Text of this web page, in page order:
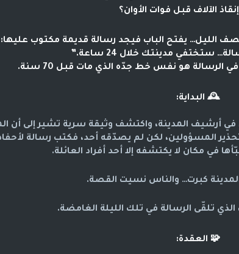
الآلاف قبل فوات الأوان؟
الليل… يفتح الباب فيجد رسالة قديمة مكتوب عليها:
ستختفي مدينتك خلال 24 ساعة.”
هو نفس خط جدّه الذي مات قبل 70 سنة.
🕰️ البداية:
أرشيف المدينة، واكتشف وثيقة سرية تشير إلى أن
المسؤولين، لكن لم يصدّقه أحد، فكتب رسالة
في مكان لا يكتشفه إلا أحد أفراد العائلة.
كبرت… والناس نسيت القصة.
تلقّى الرسالة في تلك الليلة الغامضة.
🧩 العقدة: